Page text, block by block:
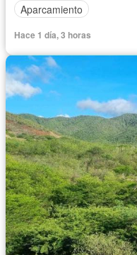
Aparcamiento
Hace 1 día, 3 horas